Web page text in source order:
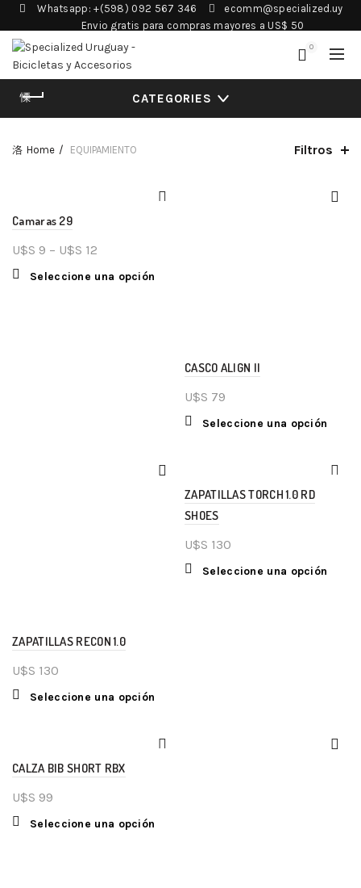
Whatsapp: +(598) 092 567 346
ecomm@specialized.uy
Envio gratis para compras mayores a US$ 50
0
CATEGORIES
Home EQUIPAMIENTO Filtros
Camaras 29
U$S 9 – U$S 12
Seleccione una opción
CASCO ALIGN II
U$S 79
Seleccione una opción
ZAPATILLAS RECON 1.0
U$S 130
Seleccione una opción
ZAPATILLAS TORCH 1.0 RD
SHOES
U$S 130
Seleccione una opción
CALZA BIB SHORT RBX
U$S 99
Seleccione una opción